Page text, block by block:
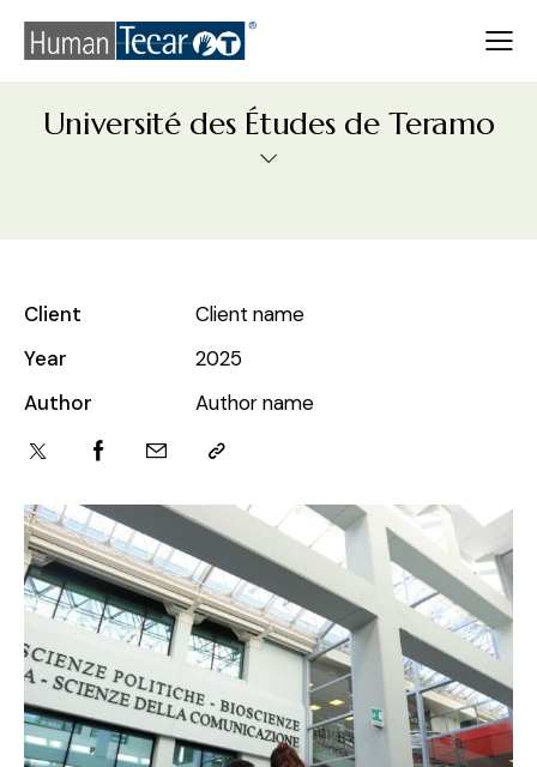
Université des Études de Teramo
Client
Client name
Year
2025
Author
Author name